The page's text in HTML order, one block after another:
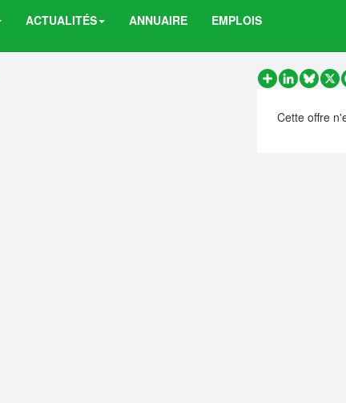
ACTUALITÉS ANNUAIRE EMPLOIS
PartagerLinkedInX
Cette offre